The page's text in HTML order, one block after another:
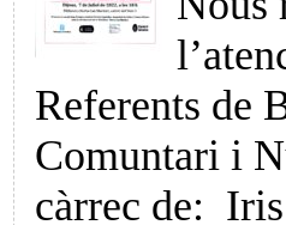
Referents de
Comuntari i
càrrec de: